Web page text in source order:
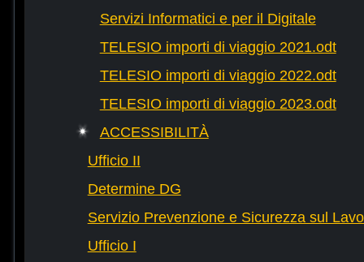
Servizi Informatici e per il Digitale
TELESIO importi di viaggio 2021.odt
TELESIO importi di viaggio 2022.odt
TELESIO importi di viaggio 2023.odt
ACCESSIBILITÀ
Ufficio II
Determine DG
Servizio Prevenzione e Sicurezza sul
Ufficio I